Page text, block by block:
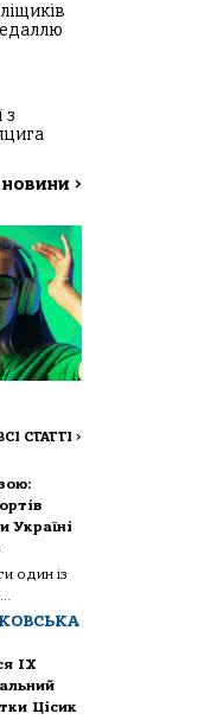
з
новини >
СТАТТІ >
Україні
один із
IX
Цісик